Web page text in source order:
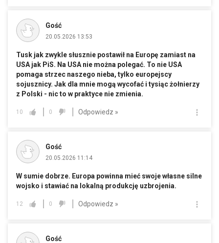
Gość
20.05.2026 13:53
Tusk jak zwykle słusznie postawił na Europę zamiast na
USA jak PiS. Na USA nie można polegać. To nie USA
pomaga strzec naszego nieba, tylko europejscy
sojusznicy. Jak dla mnie mogą wycofać i tysiąc żołnierzy
z Polski - nic to w praktyce nie zmienia.
10 0 Odpowiedz »
Gość
20.05.2026 11:14
W sumie dobrze. Europa powinna mieć swoje własne silne
wojsko i stawiać na lokalną produkcję uzbrojenia.
12 0 Odpowiedz »
Gość